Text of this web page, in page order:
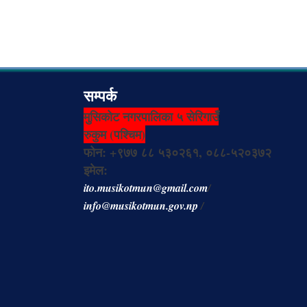
सम्पर्क
मुसिकोट नगरपालिका ५ सेरिगाउँ
रुकुम (पश्चिम)
फोन: +९७७ ८८ ५३०२६१, ०८८-५२०३७२
इमेल:
ito.musikotmun@gmail.com/
info@musikotmun.gov.np/